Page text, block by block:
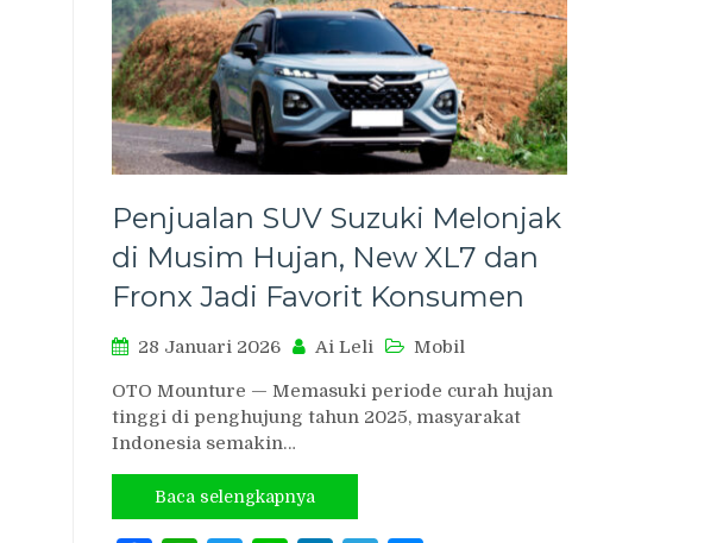
Penjualan SUV Suzuki Melonjak
di Musim Hujan, New XL7 dan
Fronx Jadi Favorit Konsumen
28 Januari 2026 Ai Leli Mobil
OTO Mounture — Memasuki periode curah hujan
tinggi di penghujung tahun 2025, masyarakat
Indonesia semakin…
Baca selengkapnya